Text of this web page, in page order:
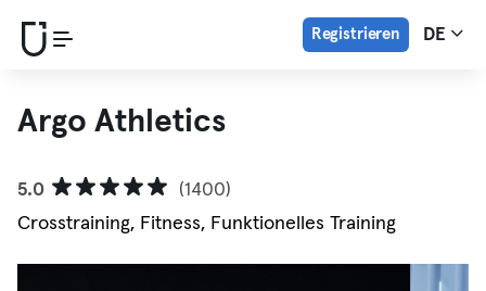
Registrieren DE
Argo Athletics
5.0
(1400)
Crosstraining, Fitness, Funktionelles Training